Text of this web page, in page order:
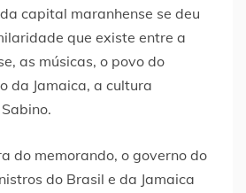
capital maranhense se deu
que existe entre a
as músicas, o povo do
da Jamaica, a cultura
do memorando, o governo do
do Brasil e da Jamaica